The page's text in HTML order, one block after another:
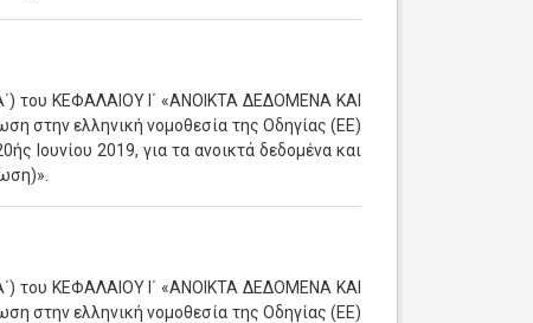
του ΚΕΦΑΛΑΙΟΥ Ι΄ «ΑΝΟΙΚΤΑ ΔΕΔΟΜΕΝΑ ΚΑΙ
ελληνική νομοθεσία της Οδηγίας (ΕΕ)
Ιουνίου 2019, για τα ανοικτά δεδομένα και
του ΚΕΦΑΛΑΙΟΥ Ι΄ «ΑΝΟΙΚΤΑ ΔΕΔΟΜΕΝΑ ΚΑΙ
ελληνική νομοθεσία της Οδηγίας (ΕΕ)